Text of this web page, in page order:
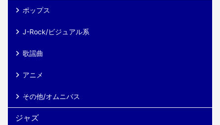
ポップス
J-Rock/ビジュアル系
歌謡曲
アニメ
その他/オムニバス
ジャズ